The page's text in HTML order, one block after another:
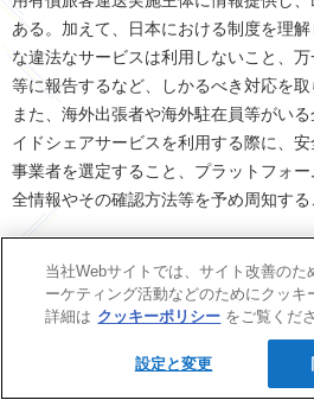
ある。加えて、日本における制度を理
な違法なサービスは利用しないこと、
等に報告するなど、しかるべき対応を取
また、海外出張者や海外駐在員等がい
イドシェアサービスを利用する際に、
事業者を選定すること、プラットフォ
全情報やその確認方法等を予め周知する
５．おわりに
本稿では、日本におけるライドシェア
当社Webサイトでは、サイト改善のた
ーケティング活動などのためにクッキ
詳細は クッキーポリシー をご覧くだ
設定と変更